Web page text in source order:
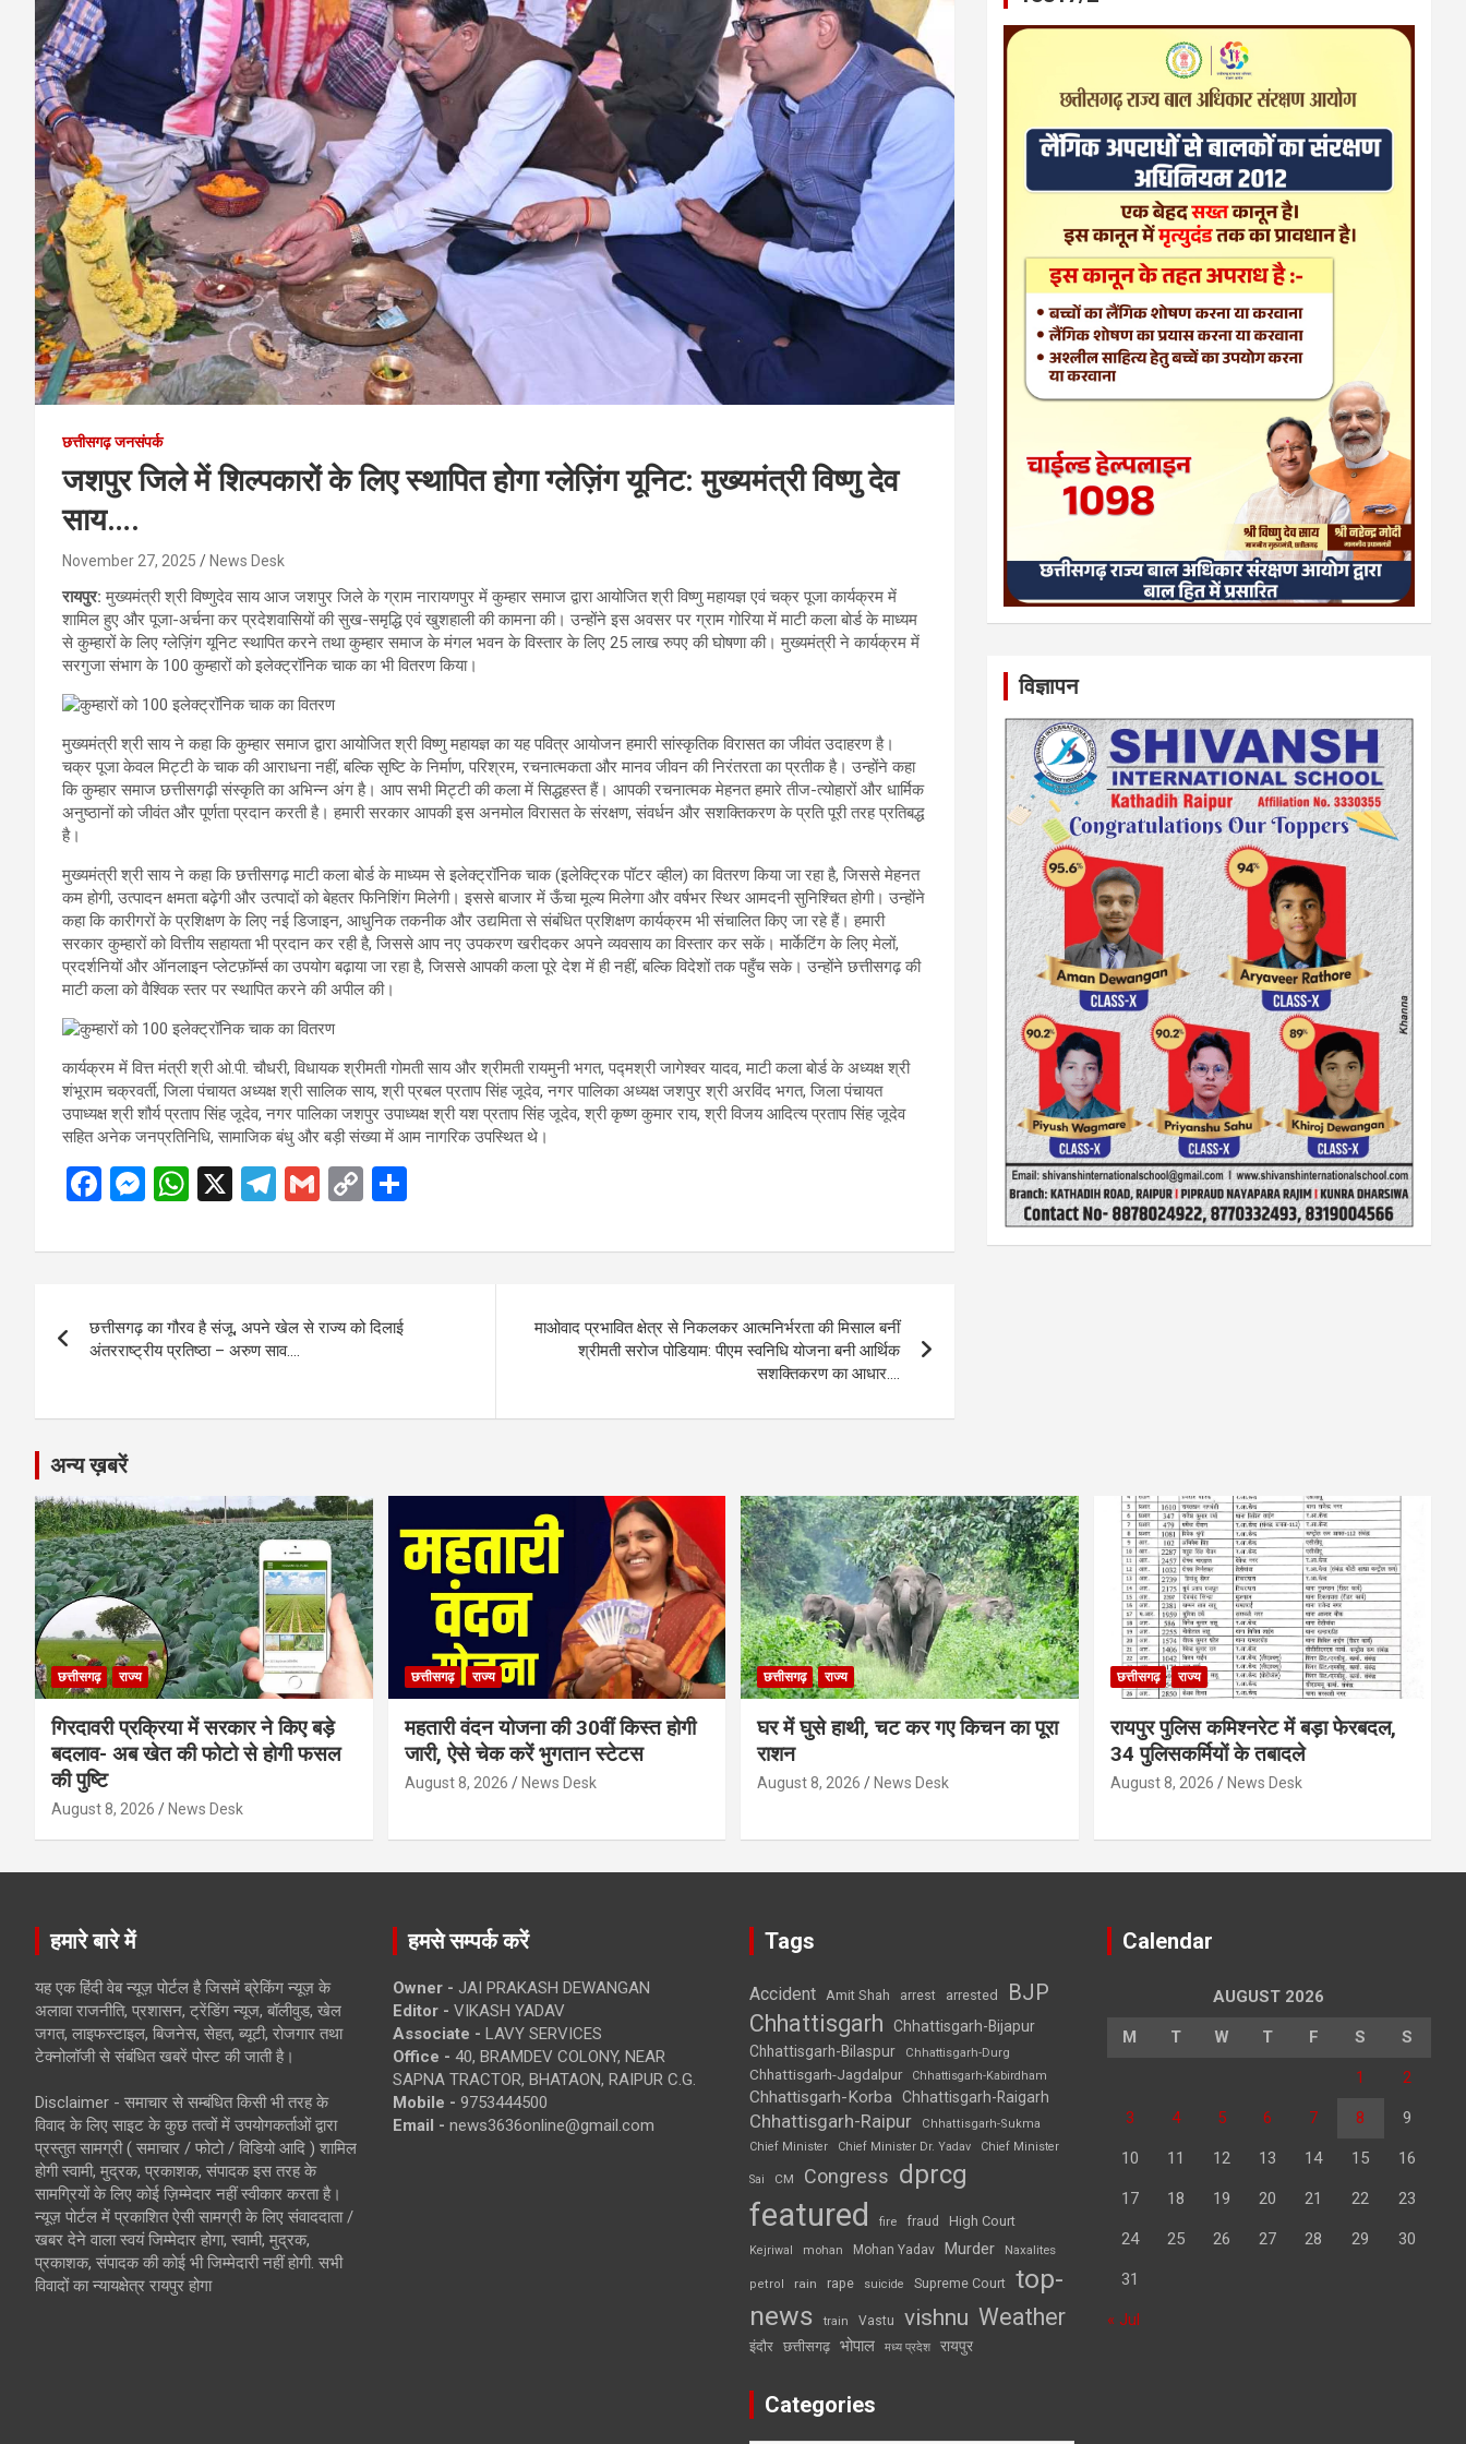
छत्तीसगढ़ जनसंपर्क
जशपुर जिले में शिल्पकारों के लिए स्थापित होगा ग्लेज़िंग यूनिट: मुख्यमंत्री विष्णु देव
साय….
November 27, 2025 News Desk
रायपुर:मुख्यमंत्री श्री विष्णुदेव साय आज जशपुर जिले के ग्राम नारायणपुर में कुम्हार समाज द्वारा आयोजित श्री विष्णु महायज्ञ एवं चक्र पूजा कार्यक्रम में
शामिल हुए और पूजा-अर्चना कर प्रदेशवासियों की सुख-समृद्धि एवं खुशहाली की कामना की। उन्होंने इस अवसर पर ग्राम गोरिया में माटी कला बोर्ड के माध्यम
से कुम्हारों के लिए ग्लेज़िंग यूनिट स्थापित करने तथा कुम्हार समाज के मंगल भवन के विस्तार के लिए 25 लाख रुपए की घोषणा की। मुख्यमंत्री ने कार्यक्रम में
सरगुजा संभाग के 100 कुम्हारों को इलेक्ट्रॉनिक चाक का भी वितरण किया।
मुख्यमंत्री श्री साय ने कहा कि कुम्हार समाज द्वारा आयोजित श्री विष्णु महायज्ञ का यह पवित्र आयोजन हमारी सांस्कृतिक विरासत का जीवंत उदाहरण है।
चक्र पूजा केवल मिट्टी के चाक की आराधना नहीं, बल्कि सृष्टि के निर्माण, परिश्रम, रचनात्मकता और मानव जीवन की निरंतरता का प्रतीक है। उन्होंने कहा
कि कुम्हार समाज छत्तीसगढ़ी संस्कृति का अभिन्न अंग है। आप सभी मिट्टी की कला में सिद्धहस्त हैं। आपकी रचनात्मक मेहनत हमारे तीज-त्योहारों और धार्मिक
अनुष्ठानों को जीवंत और पूर्णता प्रदान करती है। हमारी सरकार आपकी इस अनमोल विरासत के संरक्षण, संवर्धन और सशक्तिकरण के प्रति पूरी तरह प्रतिबद्ध
है।
मुख्यमंत्री श्री साय ने कहा कि छत्तीसगढ़ माटी कला बोर्ड के माध्यम से इलेक्ट्रॉनिक चाक (इलेक्ट्रिक पॉटर व्हील) का वितरण किया जा रहा है, जिससे मेहनत
कम होगी, उत्पादन क्षमता बढ़ेगी और उत्पादों को बेहतर फिनिशिंग मिलेगी। इससे बाजार में ऊँचा मूल्य मिलेगा और वर्षभर स्थिर आमदनी सुनिश्चित होगी। उन्होंने
कहा कि कारीगरों के प्रशिक्षण के लिए नई डिजाइन, आधुनिक तकनीक और उद्यमिता से संबंधित प्रशिक्षण कार्यक्रम भी संचालित किए जा रहे हैं। हमारी
सरकार कुम्हारों को वित्तीय सहायता भी प्रदान कर रही है, जिससे आप नए उपकरण खरीदकर अपने व्यवसाय का विस्तार कर सकें। मार्केटिंग के लिए मेलों,
प्रदर्शनियों और ऑनलाइन प्लेटफ़ॉर्म्स का उपयोग बढ़ाया जा रहा है, जिससे आपकी कला पूरे देश में ही नहीं, बल्कि विदेशों तक पहुँच सके। उन्होंने छत्तीसगढ़ की
माटी कला को वैश्विक स्तर पर स्थापित करने की अपील की।
कार्यक्रम में वित्त मंत्री श्री ओ.पी. चौधरी, विधायक श्रीमती गोमती साय और श्रीमती रायमुनी भगत, पद्मश्री जागेश्वर यादव, माटी कला बोर्ड के अध्यक्ष श्री
शंभूराम चक्रवर्ती, जिला पंचायत अध्यक्ष श्री सालिक साय, श्री प्रबल प्रताप सिंह जूदेव, नगर पालिका अध्यक्ष जशपुर श्री अरविंद भगत, जिला पंचायत
उपाध्यक्ष श्री शौर्य प्रताप सिंह जूदेव, नगर पालिका जशपुर उपाध्यक्ष श्री यश प्रताप सिंह जूदेव, श्री कृष्ण कुमार राय, श्री विजय आदित्य प्रताप सिंह जूदेव
सहित अनेक जनप्रतिनिधि, सामाजिक बंधु और बड़ी संख्या में आम नागरिक उपस्थित थे।
F
ce
o
o
M
se
g
er
W
at
A
p
X
T
e
a
m
G
ail
C
py
n
ar
navigation
छत्तीसगढ़ का गौरव है संजू, अपने खेल से राज्य को दिलाई
अंतरराष्ट्रीय प्रतिष्ठा – अरुण साव….
माओवाद प्रभावित क्षेत्र से निकलकर आत्मनिर्भरता की मिसाल बनीं
श्रीमती सरोज पोडियाम: पीएम स्वनिधि योजना बनी आर्थिक
सशक्तिकरण का आधार….
विज्ञापन
अन्य ख़बरें
छत्तीसगढ़ राज्य
गिरदावरी प्रक्रिया में सरकार ने किए बड़े
बदलाव- अब खेत की फोटो से होगी फसल
की पुष्टि
August 8, 2026 News Desk
छत्तीसगढ़ राज्य
महतारी वंदन योजना की 30वीं किस्त होगी
जारी, ऐसे चेक करें भुगतान स्टेटस
August 8, 2026 News Desk
छत्तीसगढ़ राज्य
घर में घुसे हाथी, चट कर गए किचन का पूरा
राशन
August 8, 2026 News Desk
छत्तीसगढ़ राज्य
रायपुर पुलिस कमिश्नरेट में बड़ा फेरबदल,
34 पुलिसकर्मियों के तबादले
August 8, 2026 News Desk
हमारे बारे में
यह एक हिंदी वेब न्यूज़ पोर्टल है जिसमें ब्रेकिंग न्यूज़ के
अलावा राजनीति, प्रशासन, ट्रेंडिंग न्यूज, बॉलीवुड, खेल
जगत, लाइफस्टाइल, बिजनेस, सेहत, ब्यूटी, रोजगार तथा
टेक्नोलॉजी से संबंधित खबरें पोस्ट की जाती है।
Disclaimer - समाचार से सम्बंधित किसी भी तरह के
विवाद के लिए साइट के कुछ तत्वों में उपयोगकर्ताओं द्वारा
प्रस्तुत सामग्री ( समाचार / फोटो / विडियो आदि ) शामिल
होगी स्वामी, मुद्रक, प्रकाशक, संपादक इस तरह के
सामग्रियों के लिए कोई ज़िम्मेदार नहीं स्वीकार करता है।
न्यूज़ पोर्टल में प्रकाशित ऐसी सामग्री के लिए संवाददाता /
खबर देने वाला स्वयं जिम्मेदार होगा, स्वामी, मुद्रक,
प्रकाशक, संपादक की कोई भी जिम्मेदारी नहीं होगी. सभी
विवादों का न्यायक्षेत्र रायपुर होगा
हमसे सम्पर्क करें
Owner - JAI PRAKASH DEWANGAN
Editor - VIKASH YADAV
Associate - LAVY SERVICES
Office - 40, BRAMDEV COLONY, NEAR
SAPNA TRACTOR, BHATAON, RAIPUR C.G.
Mobile - 9753444500
Email - news3636online@gmail.com
Tags
Accident Amit Shah arrest arrested BJP
Chhattisgarh
Chhattisgarh-Bijapur
Chhattisgarh-Bilaspur
Chhattisgarh-Durg
Chhattisgarh-Jagdalpur Chhattisgarh-Kabirdham
Chhattisgarh-Korba Chhattisgarh-Raigarh
Chhattisgarh-Raipur
Chhattisgarh-Sukma
Chief Minister
Chief Minister Dr. Yadav Chief Minister
Sai CM Congress dprcg
featured fire fraud High Court
Kejriwal mohan Mohan Yadav Murder Naxalites
petrol rain rape suicide Supreme Court top-
news
train Vastu vishnu Weather
इंदौर छत्तीसगढ़ भोपाल मध्य प्रदेश रायपुर
Categories
Calendar
AUGUST 2026
M T W T F S S
1 2
3 4 5 6 7 8 9
10 11 12 13 14 15 16
17 18 19 20 21 22 23
24 25 26 27 28 29 30
31
« Jul